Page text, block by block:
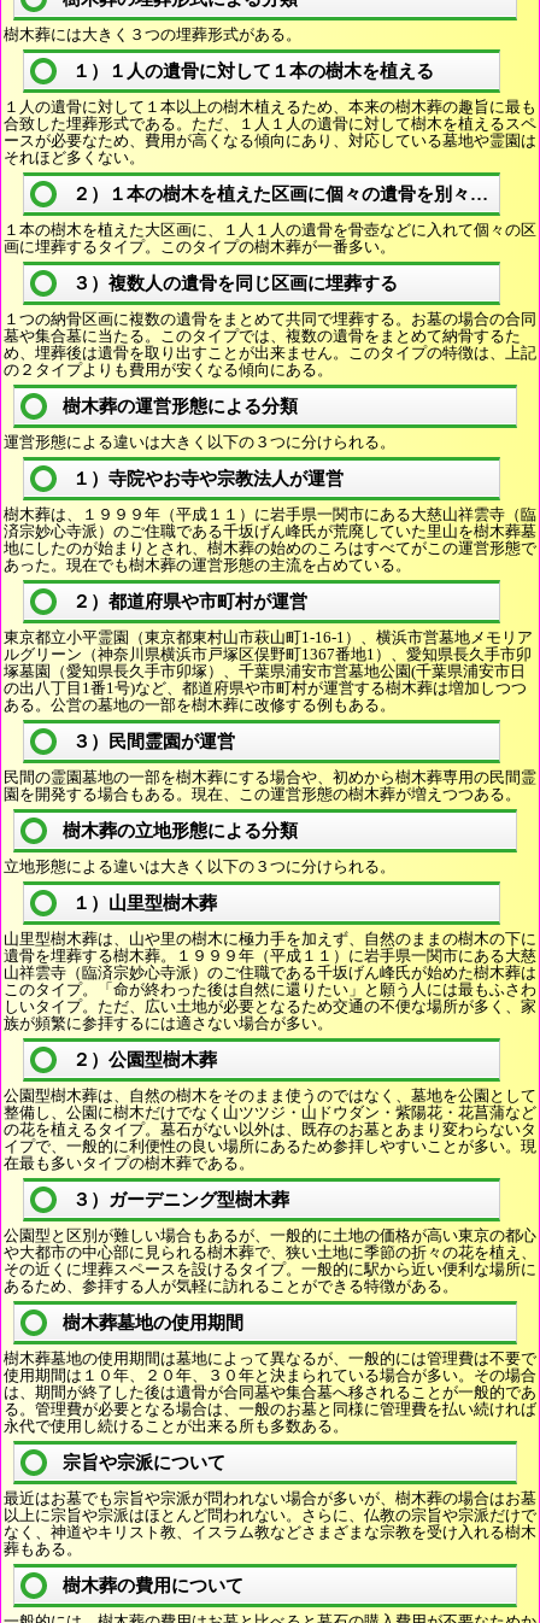
樹木葬には大きく３つの埋葬形式がある。
１）１人の遺骨に対して１本の樹木を植える
１人の遺骨に対して１本以上の樹木植えるため、本来の樹木葬の趣旨に最も
合致した埋葬形式である。ただ、１人１人の遺骨に対して樹木を植えるスペ
ースが必要なため、費用が高くなる傾向にあり、対応している墓地や霊園は
それほど多くない。
２）１本の樹木を植えた区画に個々の遺骨を別々に埋葬
１本の樹木を植えた大区画に、１人１人の遺骨を骨壺などに入れて個々の区
画に埋葬するタイプ。このタイプの樹木葬が一番多い。
３）複数人の遺骨を同じ区画に埋葬する
１つの納骨区画に複数の遺骨をまとめて共同で埋葬する。お墓の場合の合同
墓や集合墓に当たる。このタイプでは、複数の遺骨をまとめて納骨するた
め、埋葬後は遺骨を取り出すことが出来ません。このタイプの特徴は、上記
の２タイプよりも費用が安くなる傾向にある。
樹木葬の運営形態による分類
運営形態による違いは大きく以下の３つに分けられる。
１）寺院やお寺や宗教法人が運営
樹木葬は、１９９９年（平成１１）に岩手県一関市にある大慈山祥雲寺（臨
済宗妙心寺派）のご住職である千坂げん峰氏が荒廃していた里山を樹木葬墓
地にしたのが始まりとされ、樹木葬の始めのころはすべてがこの運営形態で
あった。現在でも樹木葬の運営形態の主流を占めている。
２）都道府県や市町村が運営
東京都立小平霊園（東京都東村山市萩山町1-16-1）、横浜市営墓地メモリア
ルグリーン（神奈川県横浜市戸塚区俣野町1367番地1）、愛知県長久手市卯
塚墓園（愛知県長久手市卯塚）、千葉県浦安市営墓地公園(千葉県浦安市日
の出八丁目1番1号)など、都道府県や市町村が運営する樹木葬は増加しつつ
ある。公営の墓地の一部を樹木葬に改修する例もある。
３）民間霊園が運営
民間の霊園墓地の一部を樹木葬にする場合や、初めから樹木葬専用の民間霊
園を開発する場合もある。現在、この運営形態の樹木葬が増えつつある。
樹木葬の立地形態による分類
立地形態による違いは大きく以下の３つに分けられる。
１）山里型樹木葬
山里型樹木葬は、山や里の樹木に極力手を加えず、自然のままの樹木の下に
遺骨を埋葬する樹木葬。１９９９年（平成１１）に岩手県一関市にある大慈
山祥雲寺（臨済宗妙心寺派）のご住職である千坂げん峰氏が始めた樹木葬は
このタイプ。「命が終わった後は自然に還りたい」と願う人には最もふさわ
しいタイプ。ただ、広い土地が必要となるため交通の不便な場所が多く、家
族が頻繁に参拝するには適さない場合が多い。
２）公園型樹木葬
公園型樹木葬は、自然の樹木をそのまま使うのではなく、墓地を公園として
整備し、公園に樹木だけでなく山ツツジ・山ドウダン・紫陽花・花菖蒲など
の花を植えるタイプ。墓石がない以外は、既存のお墓とあまり変わらないタ
イプで、一般的に利便性の良い場所にあるため参拝しやすいことが多い。現
在最も多いタイプの樹木葬である。
３）ガーデニング型樹木葬
公園型と区別が難しい場合もあるが、一般的に土地の価格が高い東京の都心
や大都市の中心部に見られる樹木葬で、狭い土地に季節の折々の花を植え、
その近くに埋葬スペースを設けるタイプ。一般的に駅から近い便利な場所に
あるため、参拝する人が気軽に訪れることができる特徴がある。
樹木葬墓地の使用期間
樹木葬墓地の使用期間は墓地によって異なるが、一般的には管理費は不要で
使用期間は１０年、２０年、３０年と決まられている場合が多い。その場合
は、期間が終了した後は遺骨が合同墓や集合墓へ移されることが一般的であ
る。管理費が必要となる場合は、一般のお墓と同様に管理費を払い続ければ
永代で使用し続けることが出来る所も多数ある。
宗旨や宗派について
最近はお墓でも宗旨や宗派が問われない場合が多いが、樹木葬の場合はお墓
以上に宗旨や宗派はほとんど問われない。さらに、仏教の宗旨や宗派だけで
なく、神道やキリスト教、イスラム教などさまざまな宗教を受け入れる樹木
葬もある。
樹木葬の費用について